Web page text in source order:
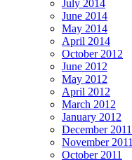
July 2014
June 2014
May 2014
April 2014
October 2012
June 2012
May 2012
April 2012
March 2012
January 2012
December 2011
November 2011
October 2011